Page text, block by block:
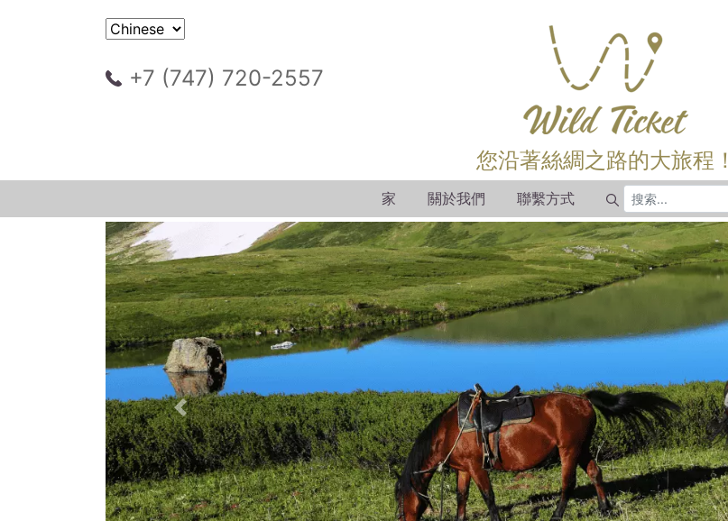
+7 (747) 720-2557
您沿著絲綢之路的大旅程！
家 關於我們 聯繫方式
以前的